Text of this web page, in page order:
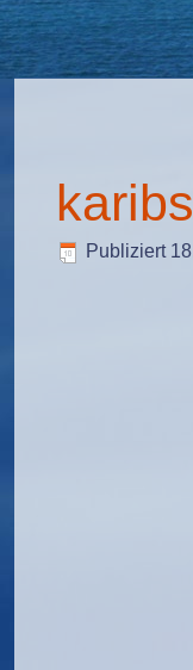
Publiziert